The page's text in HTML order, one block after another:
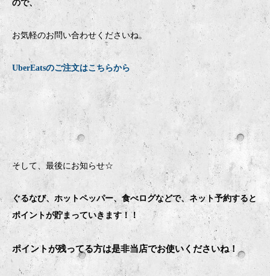
ので、
お気軽のお問い合わせくださいね。
UberEatsのご注文はこちらから
そして、最後にお知らせ☆
ぐるなび、ホットペッパー、食べログなどで、ネット予約すると
ポイントが貯まっていきます！！
ポイントが残ってる方は是非当店でお使いくださいね！